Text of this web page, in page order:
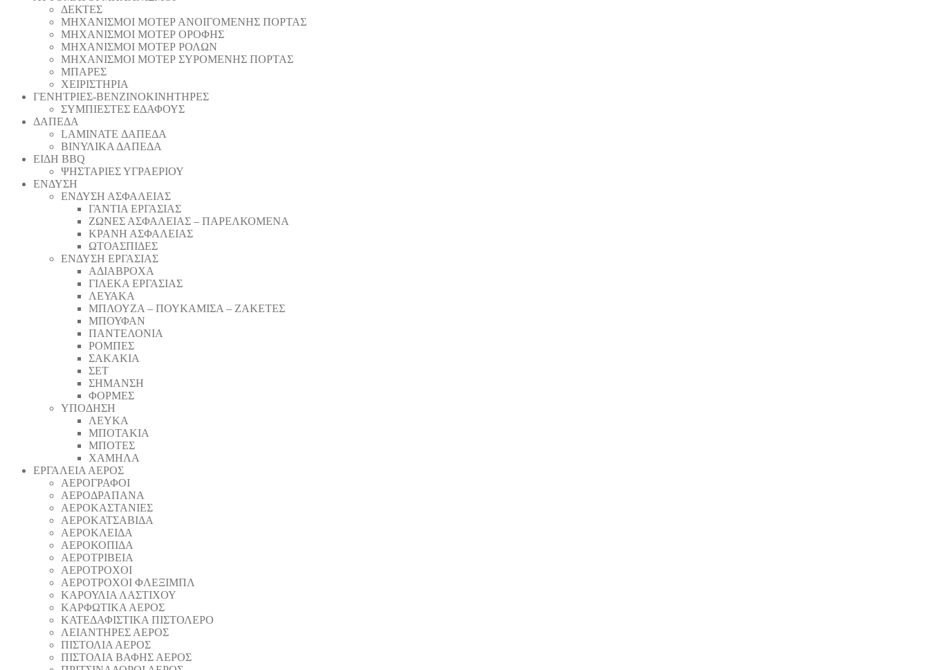
ΔΕΚΤΕΣ
ΜΗΧΑΝΙΣΜΟΙ ΜΟΤΕΡ ΑΝΟΙΓΟΜΕΝΗΣ ΠΟΡΤΑΣ
ΜΗΧΑΝΙΣΜΟΙ ΜΟΤΕΡ ΟΡΟΦΗΣ
ΜΗΧΑΝΙΣΜΟΙ ΜΟΤΕΡ ΡΟΛΩΝ
ΜΗΧΑΝΙΣΜΟΙ ΜΟΤΕΡ ΣΥΡΟΜΕΝΗΣ ΠΟΡΤΑΣ
ΜΠΑΡΕΣ
ΧΕΙΡΙΣΤΗΡΙΑ
ΓΕΝΗΤΡΙΕΣ-ΒΕΝΖΙΝΟΚΙΝΗΤΗΡΕΣ
ΣΥΜΠΙΕΣΤΕΣ ΕΔΑΦΟΥΣ
ΔΑΠΕΔΑ
LAMINATE ΔΑΠΕΔΑ
ΒΙΝΥΛΙΚΑ ΔΑΠΕΔΑ
ΕΙΔΗ BBQ
ΨΗΣΤΑΡΙΕΣ ΥΓΡΑΕΡΙΟΥ
ΕΝΔΥΣΗ
ΕΝΔΥΣΗ ΑΣΦΑΛΕΙΑΣ
ΓΑΝΤΙΑ ΕΡΓΑΣΙΑΣ
ΖΩΝΕΣ ΑΣΦΑΛΕΙΑΣ – ΠΑΡΕΛΚΟΜΕΝΑ
ΚΡΑΝΗ ΑΣΦΑΛΕΙΑΣ
ΩΤΟΑΣΠΙΔΕΣ
ΕΝΔΥΣΗ ΕΡΓΑΣΙΑΣ
ΑΔΙΑΒΡΟΧΑ
ΓΙΛΕΚΑ ΕΡΓΑΣΙΑΣ
ΛΕΥΑΚΑ
ΜΠΛΟΥΖΑ – ΠΟΥΚΑΜΙΣΑ – ΖΑΚΕΤΕΣ
ΜΠΟΥΦΑΝ
ΠΑΝΤΕΛΟΝΙΑ
ΡΟΜΠΕΣ
ΣΑΚΑΚΙΑ
ΣΕΤ
ΣΗΜΑΝΣΗ
ΦΟΡΜΕΣ
ΥΠΟΔΗΣΗ
ΛΕΥΚΑ
ΜΠΟΤΑΚΙΑ
ΜΠΟΤΕΣ
ΧΑΜΗΛΑ
ΕΡΓΑΛΕΙΑ ΑΕΡΟΣ
ΑΕΡΟΓΡΑΦΟΙ
ΑΕΡΟΔΡΑΠΑΝA
ΑΕΡΟΚΑΣΤΑΝΙΕΣ
ΑΕΡΟΚΑΤΣΑΒΙΔΑ
ΑΕΡΟΚΛΕΙΔΑ
ΑΕΡΟΚΟΠΙΔΑ
ΑΕΡΟΤΡΙΒΕΙΑ
ΑΕΡΟΤΡΟΧΟΙ
ΑΕΡΟΤΡΟΧΟΙ ΦΛΕΞΙΜΠΛ
ΚΑΡΟΥΛΙΑ ΛΑΣΤΙΧΟΥ
ΚΑΡΦΩΤΙΚΑ ΑΕΡΟΣ
ΚΑΤΕΔΑΦΙΣΤΙΚΑ ΠΙΣΤΟΛΕΡΟ
ΛΕΙΑΝΤΗΡΕΣ ΑΕΡΟΣ
ΠΙΣΤΟΛΙΑ ΑΕΡΟΣ
ΠΙΣΤΟΛΙΑ ΒΑΦΗΣ ΑΕΡΟΣ